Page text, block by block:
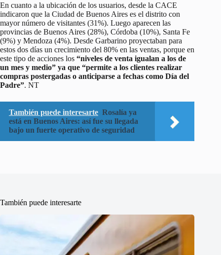
En cuanto a la ubicación de los usuarios, desde la CACE
indicaron que la Ciudad de Buenos Aires es el distrito con
mayor número de visitantes (31%). Luego aparecen las
provincias de Buenos Aires (28%), Córdoba (10%), Santa Fe
(9%) y Mendoza (4%). Desde Garbarino proyectaban para
estos dos días un crecimiento del 80% en las ventas, porque en
este tipo de acciones los “niveles de venta igualan a los de
un mes y medio” ya que “permite a los clientes realizar
compras postergadas o anticiparse a fechas como Día del
Padre”. NT
También puede interesarte Rosalía ya
está en Buenos Aires: así fue su llegada
bajo un fuerte operativo de seguridad
También puede interesarte